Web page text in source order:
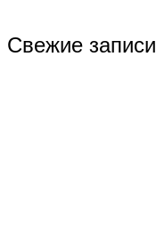
Свежие записи